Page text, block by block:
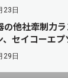
23日
の他社牽制力
、セイコーエ
29日